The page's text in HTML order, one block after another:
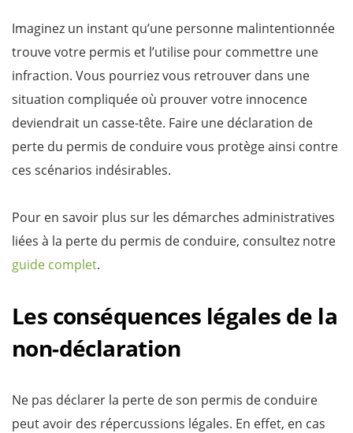
Imaginez un instant qu’une personne malintentionnée
trouve votre permis et l’utilise pour commettre une
infraction. Vous pourriez vous retrouver dans une
situation compliquée où prouver votre innocence
deviendrait un casse-tête. Faire une déclaration de
perte du permis de conduire vous protège ainsi contre
ces scénarios indésirables.
Pour en savoir plus sur les démarches administratives
liées à la perte du permis de conduire, consultez notre
guide complet.
Les conséquences légales de la
non-déclaration
Ne pas déclarer la perte de son permis de conduire
peut avoir des répercussions légales. En effet, en cas